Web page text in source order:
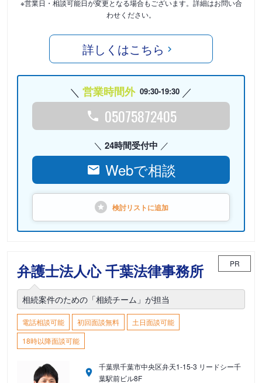
※営業日・相談可能日が変更となる場合もございます。詳細はお問い合
わせください。
詳しくはこちら
営業時間外 09:30-19:30
05075872405
24時間受付中
Webで相談
検討リストに追加
弁護士法人心 千葉法律事務所 PR
相続案件のための「相続チーム」が担当
電話相談可能 初回面談無料
土日面談可能
18時以降面談可能
千葉県千葉市中央区弁天1-15-3 リードシー千
葉駅前ビル8F